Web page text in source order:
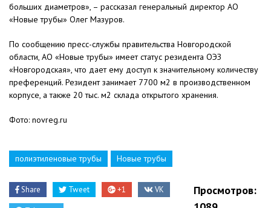
больших диаметров», – рассказал генеральный директор АО
«Новые трубы» Олег Мазуров.
По сообщению пресс-службы правительства Новгородской
области, АО «Новые трубы» имеет статус резидента ОЭЗ
«Новгородская», что дает ему доступ к значительному количеству
преференций. Резидент занимает 7700 м2 в производственном
корпусе, а также 20 тыс. м2 склада открытого хранения.
Фото: novreg.ru
полиэтиленовые трубы Новые трубы
Share Tweet +1 VK
Просмотров: